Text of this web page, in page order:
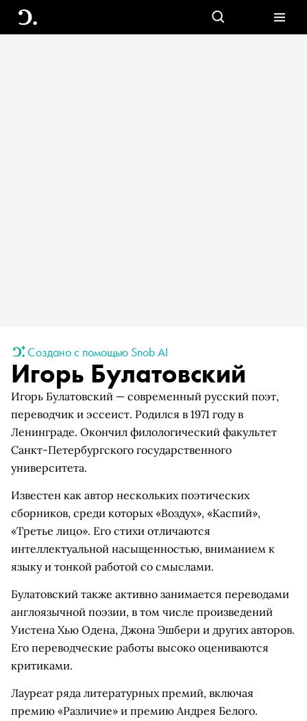
Создано с помощью Snob AI
Игорь Булатовский
Игорь Булатовский — современный русский поэт,
переводчик и эссеист. Родился в 1971 году в
Ленинграде. Окончил филологический факультет
Санкт-Петербургского государственного
университета.
Известен как автор нескольких поэтических
сборников, среди которых «Воздух», «Каспий»,
«Третье лицо». Его стихи отличаются
интеллектуальной насыщенностью, вниманием к
языку и тонкой работой со смыслами.
Булатовский также активно занимается переводами
англоязычной поэзии, в том числе произведений
Уистена Хью Одена, Джона Эшбери и других авторов.
Его переводческие работы высоко оцениваются
критиками.
Лауреат ряда литературных премий, включая
премию «Различие» и премию Андрея Белого.